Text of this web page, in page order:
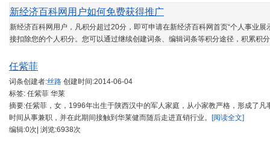
新经济百科网用户如何免费获得推广
新经济百科网用户，凡积分超过20分，即可申请在新经济百科网首页“个人事业
接扣除您的个人积分。您可以通过继续创建词条、编辑词条等积分途径，积累积
任紫菲
词条创建者:丝路 创建时间:2014-06-04
标签: 任紫菲 华莱
摘要:任紫菲，女，1996年出生于陕西汉中的军人家庭，从小家教严格，形成了
时间从事兼职，并在此期间接触到华莱健而随后走进直销行业。
[阅读全文]
编辑:0次| 浏览:6938次